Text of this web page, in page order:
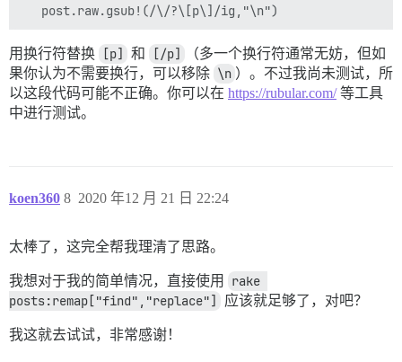
用换行符替换 [p] 和 [/p]
（多一个换行符通常无妨，但如
果你认为不需要换行，可以移除 \n ）。不过我尚未测试，所
以这段代码可能不正确。你可以在 https://rubular.com/等工具
中进行测试。
koen360 2020 年12 月 21 日 22:24
8
太棒了，这完全帮我理清了思路。
我想对于我的简单情况，直接使用
rake
posts:remap["find","replace"]
应该就足够了，对吧？
我这就去试试，非常感谢！